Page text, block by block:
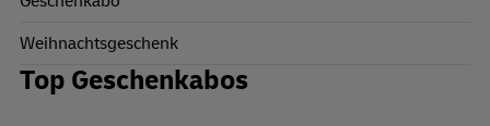
Weihnachtsgeschenk
Top Geschenkabos